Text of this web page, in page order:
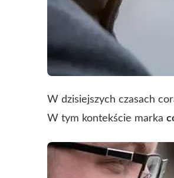
W dzisiejszych czasach
W tym kontekście marka